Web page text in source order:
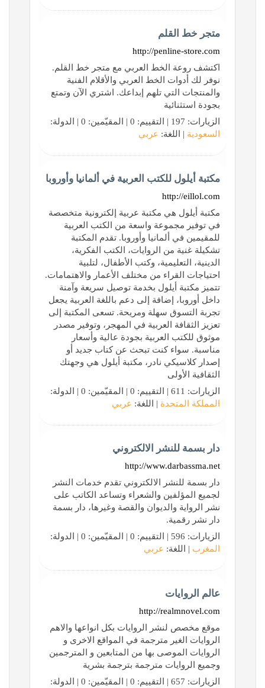
متجر خط القلم
http://penline-store.com
اكتشف روعة الخط العربي مع متجر خط القلم.
نوفر لك أدوات الخط العربي والأقلام الفنية
والمنتجات التي تلهم إبداعك. اشتري الآن وتمتع
بجودة استثنائية
الزيارات: 197 | التقييم: 0 | المقيّمين: 0 | الدولة:
السعودية | اللغة: عربي
مكتبة أيلول للكتب العربية في ألمانيا وأوروبا
http://eillol.com
مكتبة أيلول هي مكتبة عربية إلكترونية متخصصة
في توفير مجموعة واسعة من الكتب العربية
للمقيمين في ألمانيا وأوروبا. تقدم المكتبة
تشكيلة غنية من الروايات، الكتب الفكرية،
الدينية، التعليمية، وكتب الأطفال، لتلبية
احتياجات القراء من مختلف الأعمار والاهتمامات.
تتميز مكتبة أيلول بخدمة توصيل سريعة وآمنة
داخل أوروبا، إضافة إلى دعم باللغة العربية يجعل
تجربة التسوق سهلة ومريحة. تسعى المكتبة إلى
تعزيز الثقافة العربية في المهجر، وتوفير مصدر
موثوق للكتب العربية بجودة عالية وأسعار
مناسبة. سواء كنت تبحث عن كتاب جديد أو
إصدار كلاسيكي نادر، مكتبة أيلول هي وجهتك
الثقافية الأولى
الزيارات: 611 | التقييم: 0 | المقيّمين: 0 | الدولة:
المملكة المتحدة | اللغة: عربي
دار بسمة للنشر الالكتروني
http://www.darbassma.net
دار بسمة للنشر الالكتروني تقدم خدمات النشر
لجميع المؤلفين والشعراء وتساعد الكاتب على
نشر الرواية والديوان والقصة وغيرها، دار بسمة
دار نشر رقمية.
الزيارات: 596 | التقييم: 0 | المقيّمين: 0 | الدولة:
المغرب | اللغة: عربي
عالم الروايات
http://realmnovel.com
موقع مخصص لنشر الروايات بكل انواعها والاهم
الروايات الغير مترجمة في المواقع الاخرى و
الروايات الموصى بها من المتابعين و المترجمين
وجميع الروايات مترجمة بترجمة بشرية
الزيارات: 657 | التقييم: 0 | المقيّمين: 0 | الدولة: